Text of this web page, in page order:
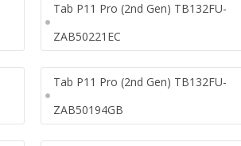
Tab P11 Pro (2nd Gen) TB132FU-
ZAB50221EC
Tab P11 Pro (2nd Gen) TB132FU-
ZAB50194GB